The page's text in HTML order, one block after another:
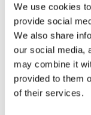
We use cookies
provide social
We also share
our social media,
may combine it
provided to them
of their services.
Pulsante
Controllo
velocità